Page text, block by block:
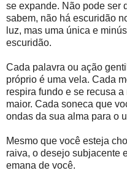
se expande. Não pode ser
sabem, não há escuridão
luz, mas uma única e
escuridão.
Cada palavra ou ação
próprio é uma vela. Cada
respira fundo e se recusa
maior. Cada soneca que
ondas da sua alma para o
Mesmo que você esteja
raiva, o desejo subjacente
emana de você.